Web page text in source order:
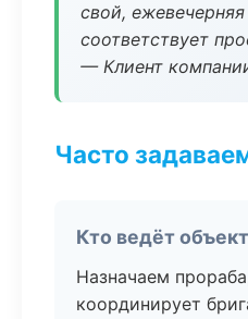
свой, ежевечерняя
соответствует
— Клиент
Часто
Кто ведёт
Назначаем
координирует